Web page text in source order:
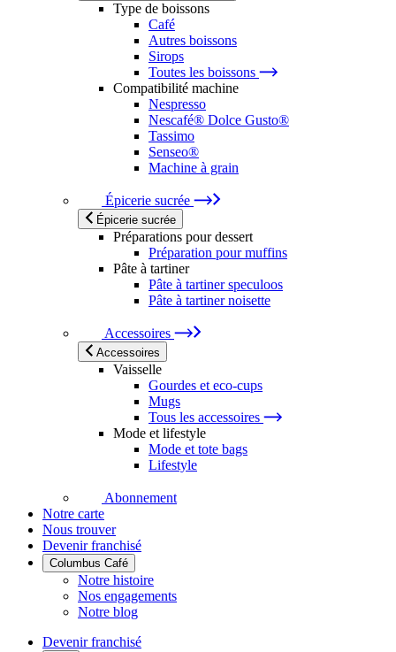
Type de boissons
Café
Autres boissons
Sirops
Toutes les boissons
Compatibilité machine
Nespresso
Nescafé® Dolce Gusto®
Tassimo
Senseo®
Machine à grain
Épicerie sucrée
Épicerie sucrée
Préparations pour dessert
Préparation pour muffins
Pâte à tartiner
Pâte à tartiner speculoos
Pâte à tartiner noisette
Accessoires
Accessoires
Vaisselle
Gourdes et eco-cups
Mugs
Tous les accessoires
Mode et lifestyle
Mode et tote bags
Lifestyle
Abonnement
Notre carte
Nous trouver
Devenir franchisé
Columbus Café
Notre histoire
Nos engagements
Notre blog
Devenir franchisé